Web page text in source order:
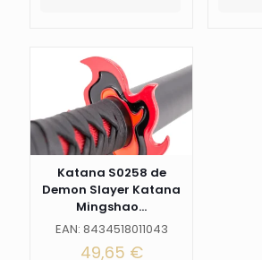
Katana S0258 de
Demon Slayer Katana
Mingshao...
EAN: 8434518011043
49,65 €